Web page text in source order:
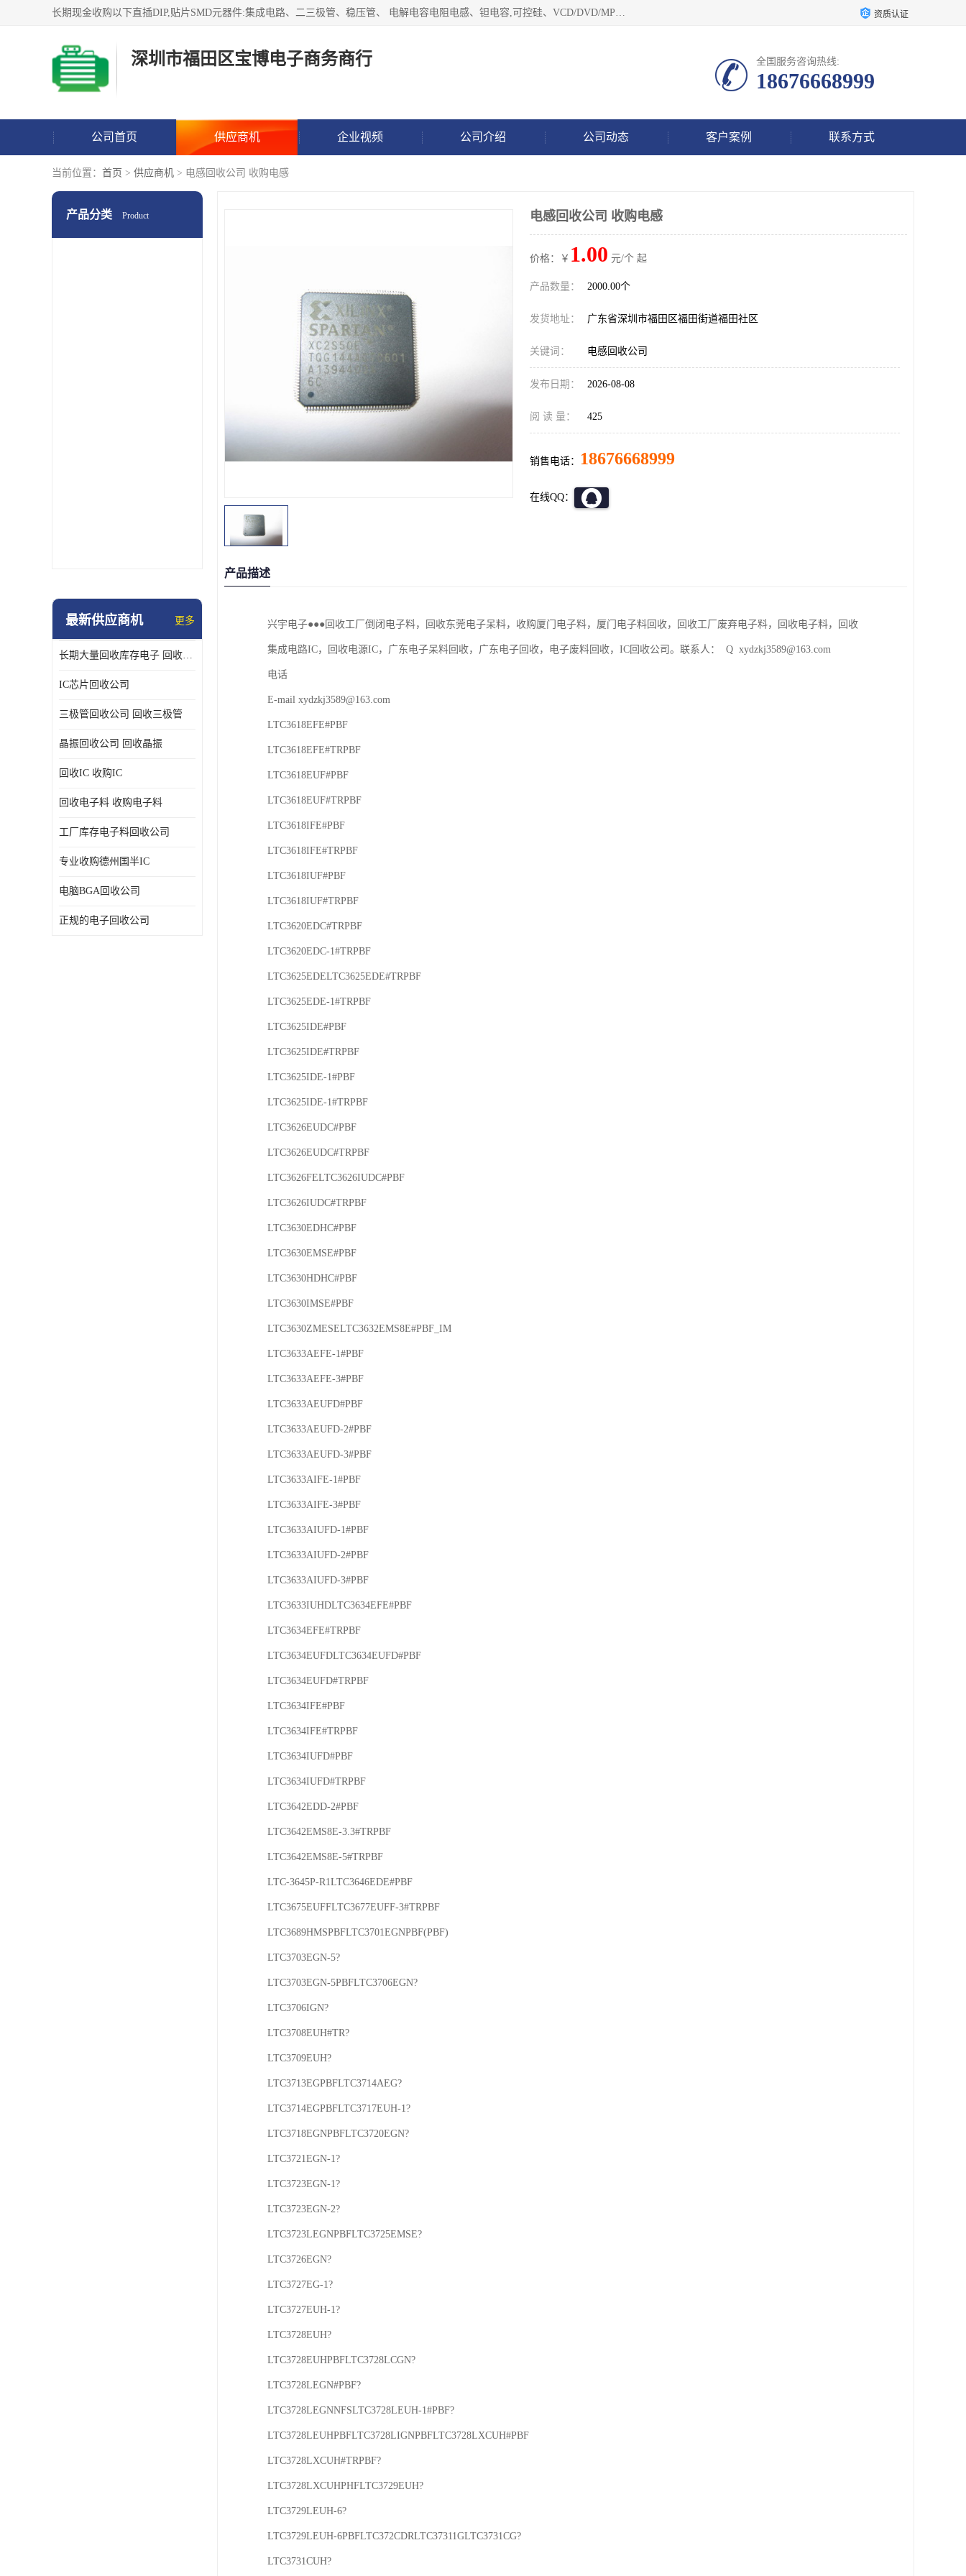
长期现金收购以下直插DIP,贴片SMD元器件:集成电路、二三极管、稳压管、 电解电容电阻电感、钽电容,可控硅、VCD/DVD/MP3激光头、红外发射接收、行管、 BGA芯片,霍尔元件、发光管、晶振,继电器,舌簧管舌簧继电器等各种电子元器件 , 量大量小不限!QQ9 联系电话谢先生 E-mail 资质认证
深圳市福田区宝博电子商务商行 全国服务咨询热线:
18676668999
公司首页 供应商机 企业视频 公司介绍 公司动态 客户案例 联系方式
当前位置： 首页 > 供应商机 > 电感回收公司 收购电感
产品分类 Product
最新供应商机 更多
长期大量回收库存电子 回收电子料 回收电子元器件专业公司
IC芯片回收公司
三极管回收公司 回收三极管
晶振回收公司 回收晶振
回收IC 收购IC
回收电子料 收购电子料
工厂库存电子料回收公司
专业收购德州国半IC
电脑BGA回收公司
正规的电子回收公司
电感回收公司 收购电感
价格：￥ 1.00 元/个 起
产品数量： 2000.00个
发货地址： 广东省深圳市福田区福田街道福田社区
关键词： 电感回收公司
发布日期： 2026-08-08
阅 读 量： 425
销售电话： 18676668999
在线QQ：
产品描述
兴宇电子●●●回收工厂倒闭电子料，回收东莞电子呆料，收购厦门电子料，厦门电子料回收，回收工厂废弃电子料，回收电子料，回收
集成电路IC，回收电源IC，广东电子呆料回收，广东电子回收，电子废料回收，IC回收公司。联系人：  Q  xydzkj3589@163.com
电话
E-mail xydzkj3589@163.com
LTC3618EFE#PBF
LTC3618EFE#TRPBF
LTC3618EUF#PBF
LTC3618EUF#TRPBF
LTC3618IFE#PBF
LTC3618IFE#TRPBF
LTC3618IUF#PBF
LTC3618IUF#TRPBF
LTC3620EDC#TRPBF
LTC3620EDC-1#TRPBF
LTC3625EDELTC3625EDE#TRPBF
LTC3625EDE-1#TRPBF
LTC3625IDE#PBF
LTC3625IDE#TRPBF
LTC3625IDE-1#PBF
LTC3625IDE-1#TRPBF
LTC3626EUDC#PBF
LTC3626EUDC#TRPBF
LTC3626FELTC3626IUDC#PBF
LTC3626IUDC#TRPBF
LTC3630EDHC#PBF
LTC3630EMSE#PBF
LTC3630HDHC#PBF
LTC3630IMSE#PBF
LTC3630ZMESELTC3632EMS8E#PBF_IM
LTC3633AEFE-1#PBF
LTC3633AEFE-3#PBF
LTC3633AEUFD#PBF
LTC3633AEUFD-2#PBF
LTC3633AEUFD-3#PBF
LTC3633AIFE-1#PBF
LTC3633AIFE-3#PBF
LTC3633AIUFD-1#PBF
LTC3633AIUFD-2#PBF
LTC3633AIUFD-3#PBF
LTC3633IUHDLTC3634EFE#PBF
LTC3634EFE#TRPBF
LTC3634EUFDLTC3634EUFD#PBF
LTC3634EUFD#TRPBF
LTC3634IFE#PBF
LTC3634IFE#TRPBF
LTC3634IUFD#PBF
LTC3634IUFD#TRPBF
LTC3642EDD-2#PBF
LTC3642EMS8E-3.3#TRPBF
LTC3642EMS8E-5#TRPBF
LTC-3645P-R1LTC3646EDE#PBF
LTC3675EUFFLTC3677EUFF-3#TRPBF
LTC3689HMSPBFLTC3701EGNPBF(PBF)
LTC3703EGN-5?
LTC3703EGN-5PBFLTC3706EGN?
LTC3706IGN?
LTC3708EUH#TR?
LTC3709EUH?
LTC3713EGPBFLTC3714AEG?
LTC3714EGPBFLTC3717EUH-1?
LTC3718EGNPBFLTC3720EGN?
LTC3721EGN-1?
LTC3723EGN-1?
LTC3723EGN-2?
LTC3723LEGNPBFLTC3725EMSE?
LTC3726EGN?
LTC3727EG-1?
LTC3727EUH-1?
LTC3728EUH?
LTC3728EUHPBFLTC3728LCGN?
LTC3728LEGN#PBF?
LTC3728LEGNNFSLTC3728LEUH-1#PBF?
LTC3728LEUHPBFLTC3728LIGNPBFLTC3728LXCUH#PBF
LTC3728LXCUH#TRPBF?
LTC3728LXCUHPHFLTC3729EUH?
LTC3729LEUH-6?
LTC3729LEUH-6PBFLTC372CDRLTC37311GLTC3731CG?
LTC3731CUH?